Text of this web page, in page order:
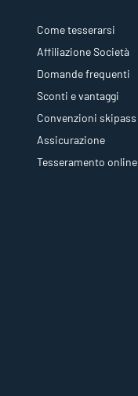
Come tesserarsi
Affiliazione Società
Domande frequenti
Sconti e vantaggi
Convenzioni skipass
Assicurazione
Tesseramento online